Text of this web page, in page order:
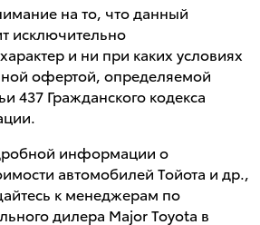
на то, что данный
исключительно
и ни при каких условиях
офертой, определяемой
437 Гражданского кодекса
информации о
автомобилей Тойота и др.,
к менеджерам по
дилера Major Toyota в